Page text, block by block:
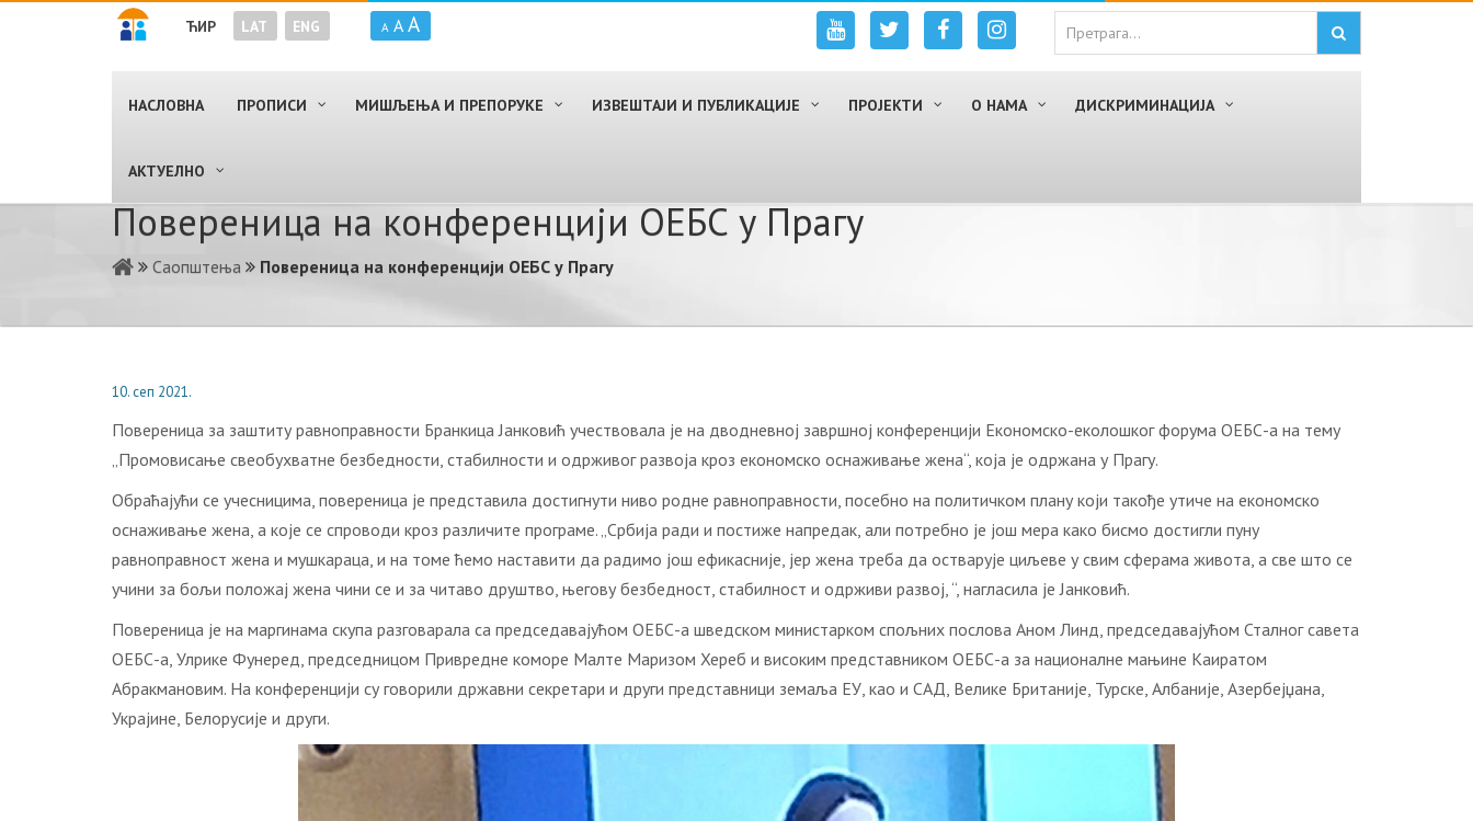
ЋИР LAT ENG A A A
НАСЛОВНА ПРОПИСИ МИШЉЕЊА И ПРЕПОРУКЕ ИЗВЕШТАЈИ И ПУБЛИКАЦИЈЕ ПРОЈЕКТИ О НАМА ДИСКРИМИНАЦИЈА
AКТУЕЛНО
Повереница на конференцији ОЕБС у Прагу
Саопштења Повереница на конференцији ОЕБС у Прагу
10. сеп 2021.
Повереница за заштиту равноправности Бранкица Јанковић учествовала је на дводневној завршној конференцији Економско-еколошког форума ОЕБС-а на тему
„Промовисање свеобухватне безбедности, стабилности и одрживог развоја кроз економско оснаживање жена“, која је одржана у Прагу.
Обраћајући се учесницима, повереница је представила достигнути ниво родне равноправности, посебно на политичком плану који такође утиче на економско
оснаживање жена, а које се спроводи кроз различите програме. „Србија ради и постиже напредак, али потребно је још мера како бисмо достигли пуну
равноправност жена и мушкараца, и на томе ћемо наставити да радимо још ефикасније, јер жена треба да остварује циљеве у свим сферама живота, а све што се
учини за бољи положај жена чини се и за читаво друштво, његову безбедност, стабилност и одрживи развој, “, нагласила је Јанковић.
Повереница је на маргинама скупа разговарала са председавајућом ОЕБС-а шведском министарком спољних послова Аном Линд, председавајућом Сталног савета
ОЕБС-а, Улрике Фунеред, председницом Привредне коморе Малте Маризом Хереб и високим представником ОЕБС-а за националне мањине Каиратом
Абракмановим. На конференцији су говорили државни секретари и други представници земаља ЕУ, као и САД, Велике Британије, Турске, Албаније, Азербејџана,
Украјине, Белорусије и други.